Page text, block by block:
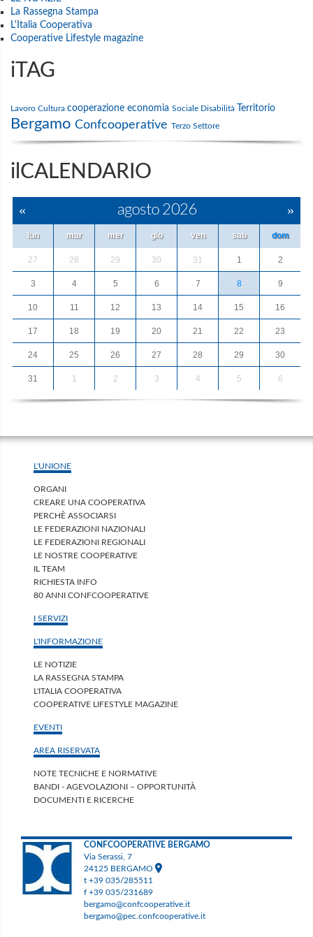
La Rassegna Stampa
L'Italia Cooperativa
Cooperative Lifestyle magazine
iTAG
Lavoro Cultura cooperazione economia Sociale Disabilità Territorio
Bergamo Confcooperative Terzo Settore
ilCALENDARIO
« agosto 2026 »
lun mar mer gio ven sab dom
27 28 29 30 31 1 2
3 4 5 6 7 8 9
10 11 12 13 14 15 16
17 18 19 20 21 22 23
24 25 26 27 28 29 30
31 1 2 3 4 5 6
L'UNIONE
ORGANI
CREARE UNA COOPERATIVA
PERCHÈ ASSOCIARSI
LE FEDERAZIONI NAZIONALI
LE FEDERAZIONI REGIONALI
LE NOSTRE COOPERATIVE
IL TEAM
RICHIESTA INFO
80 ANNI CONFCOOPERATIVE
I SERVIZI
L'INFORMAZIONE
LE NOTIZIE
LA RASSEGNA STAMPA
L'ITALIA COOPERATIVA
COOPERATIVE LIFESTYLE MAGAZINE
EVENTI
AREA RISERVATA
NOTE TECNICHE E NORMATIVE
BANDI - AGEVOLAZIONI – OPPORTUNITÀ
DOCUMENTI E RICERCHE
CONFCOOPERATIVE BERGAMO
Via Serassi, 7
24125 BERGAMO
t +39 035/285511
f +39 035/231689
bergamo@confcooperative.it
bergamo@pec.confcooperative.it